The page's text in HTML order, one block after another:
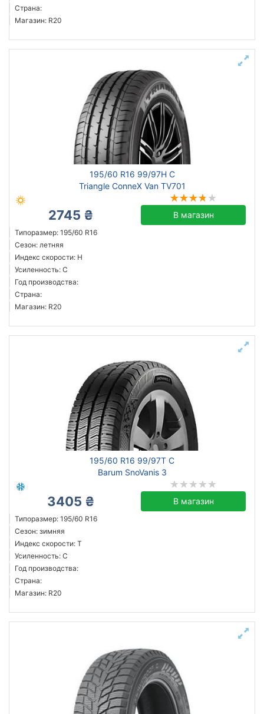
Страна:
Магазин: R20
195/60 R16 99/97H C
Triangle ConneX Van TV701
2745 ₴ В магазин
Типоразмер: 195/60 R16
Сезон: летняя
Индекс скорости: H
Усиленность: C
Год производства:
Страна:
Магазин: R20
195/60 R16 99/97T C
Barum SnoVanis 3
3405 ₴ В магазин
Типоразмер: 195/60 R16
Сезон: зимняя
Индекс скорости: T
Усиленность: C
Год производства:
Страна:
Магазин: R20